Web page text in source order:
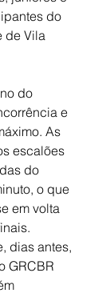
do
de Vila
do
e
As
escalões
do
o que
em volta
dias antes,
GRCBR